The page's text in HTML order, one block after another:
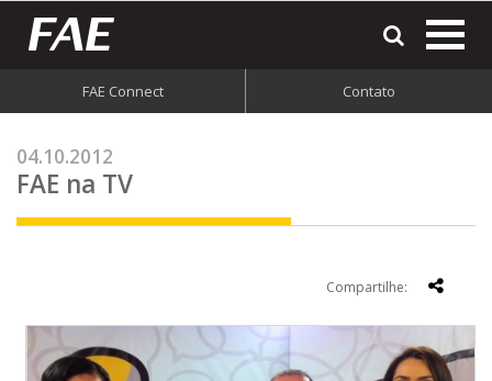
FAE Connect Contato
04.10.2012
FAE na TV
Compartilhe: